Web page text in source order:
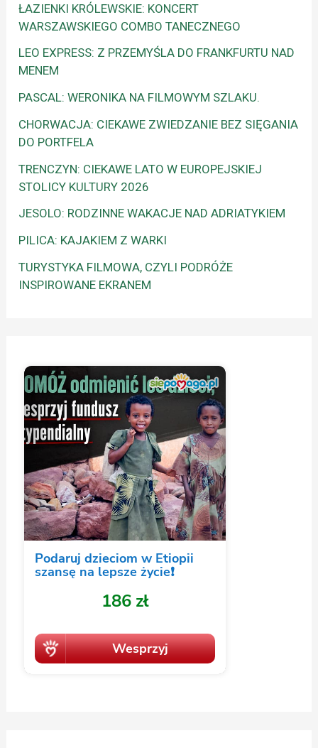
ŁAZIENKI KRÓLEWSKIE: KONCERT
WARSZAWSKIEGO COMBO TANECZNEGO
LEO EXPRESS: Z PRZEMYŚLA DO FRANKFURTU NAD
MENEM
PASCAL: WERONIKA NA FILMOWYM SZLAKU.
CHORWACJA: CIEKAWE ZWIEDZANIE BEZ SIĘGANIA
DO PORTFELA
TRENCZYN: CIEKAWE LATO W EUROPEJSKIEJ
STOLICY KULTURY 2026
JESOLO: RODZINNE WAKACJE NAD ADRIATYKIEM
PILICA: KAJAKIEM Z WARKI
TURYSTYKA FILMOWA, CZYLI PODRÓŻE
INSPIROWANE EKRANEM